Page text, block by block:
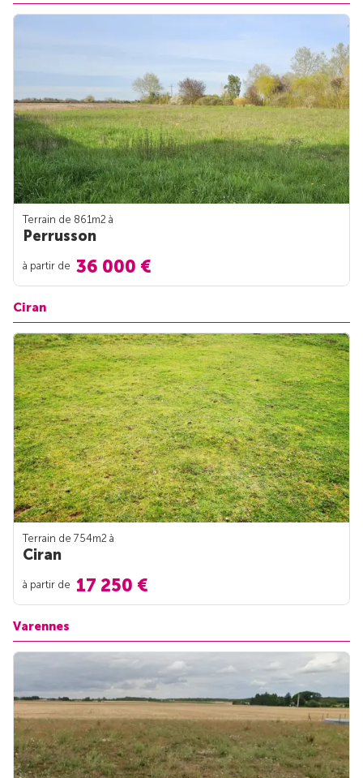
Terrain de 861m2 à
Perrusson
à partir de 36 000 €
Ciran
Terrain de 754m2 à
Ciran
à partir de 17 250 €
Varennes